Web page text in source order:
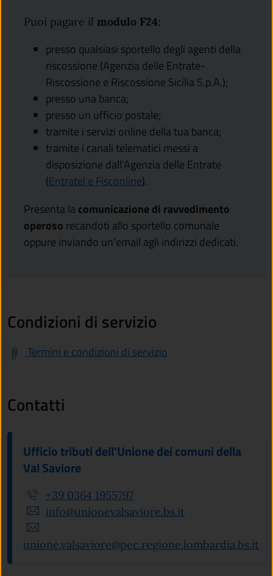
Puoi pagare il modulo F24:
presso qualsiasi sportello degli agenti della
riscossione (Agenzia delle Entrate-
Riscossione e Riscossione Sicilia S.p.A.);
presso una banca;
presso un ufficio postale;
tramite i servizi online della tua banca;
tramite i canali telematici messi a
disposizione dall'Agenzia delle Entrate
(Entratel e Fisconline(apre in un'altra scheda).
).
Presenta lacomunicazione di ravvedimento
operoso recandoti allo sportello comunale
oppure inviando un'email agli indirizzi dedicati.
Condizioni di servizio
Termini e condizioni di servizio
Contatti
Ufficio tributi dell'Unione dei comuni della
Val Saviore
+39 0364 1955797
info@unionevalsaviore.bs.it
unione.valsaviore@pec.regione.lombardia.bs.it